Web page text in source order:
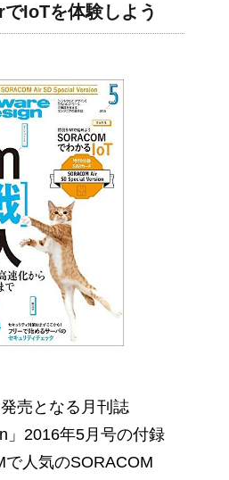
IoTを体験しよう
売となる月刊誌
」2016年5月号の付録
で人気のSORACOM